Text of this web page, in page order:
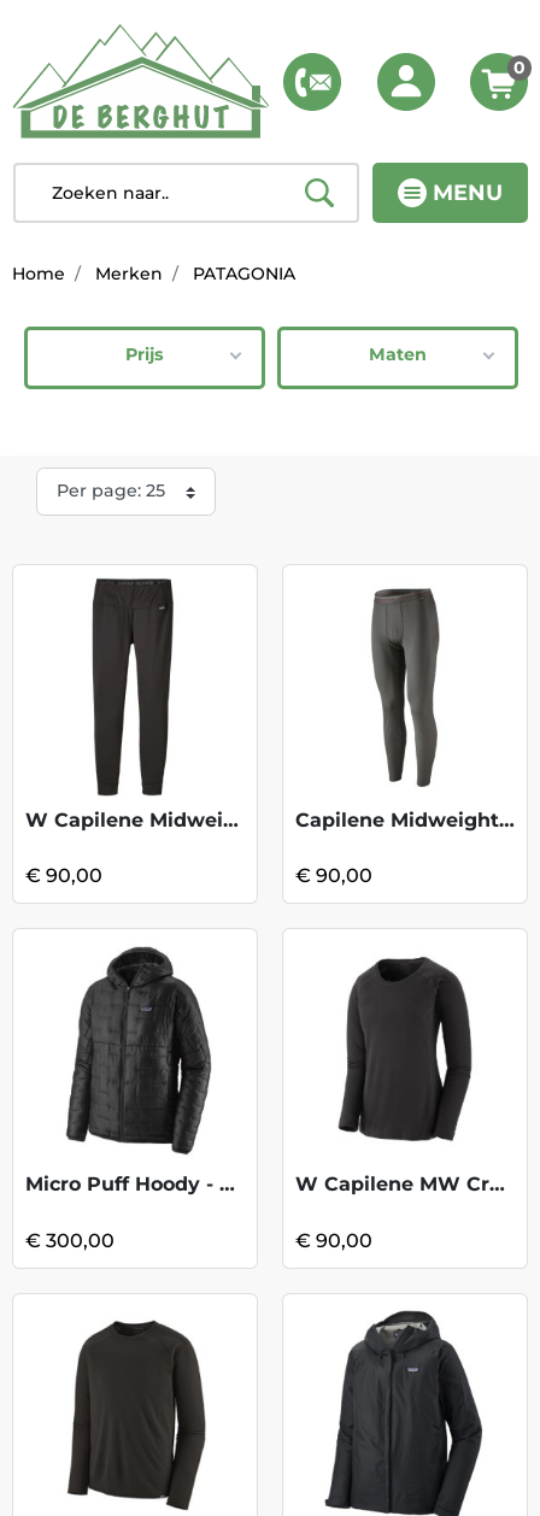
MENU
0
Home Merken PATAGONIA
Prijs Maten
W Capilene Midweight Bottom - Black
€ 90,00
Capilene Midweight Bottom - Black2
€ 90,00
Micro Puff Hoody - Black
€ 300,00
W Capilene MW Crew-Black
€ 90,00